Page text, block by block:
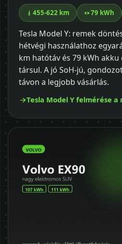
455-622 km 79 kWh
Tesla Model Y: remek
hétvégi használathoz
km hatótáv és 79 kWh
társul. A jó SoH-jú,
távon a legjobb vásárlás.
Tesla Model Y felmérése